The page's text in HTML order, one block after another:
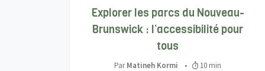
Explorer les parcs du Nouveau-
Brunswick : l’accessibilité pour
tous
ParMatineh Kormi • 10 min